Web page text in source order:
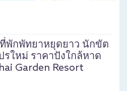
พักพัทยาหยุดยาว นักขัต
รใหม่ ราคาปังใกล้หาด
Garden Resort